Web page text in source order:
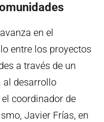
avanza en el
entre los proyectos
a través de un
al desarrollo
coordinador de
Javier Frías, en